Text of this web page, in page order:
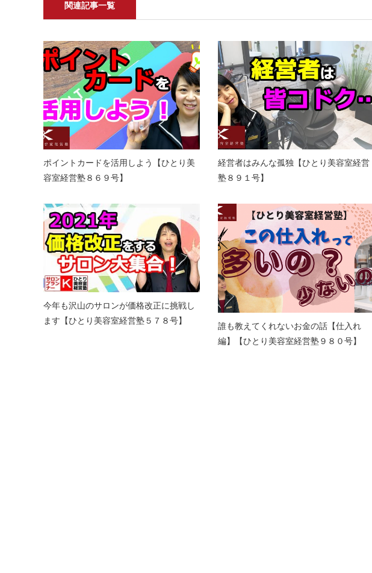
関連記事一覧
ポイントカードを活用しよう【ひとり美
容室経営塾８６９号】
経営者はみんな孤独【ひとり美容室経営
塾８９１号】
今年も沢山のサロンが価格改正に挑戦し
ます【ひとり美容室経営塾５７８号】
誰も教えてくれないお金の話【仕入れ
編】【ひとり美容室経営塾９８０号】